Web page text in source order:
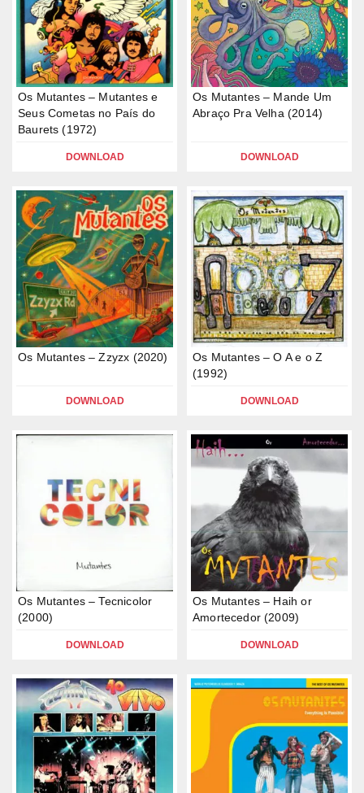
Os Mutantes – Mutantes e
Seus Cometas no País do
Baurets (1972)
DOWNLOAD
Os Mutantes – Mande Um
Abraço Pra Velha (2014)
DOWNLOAD
Os Mutantes – Zzyzx (2020)
DOWNLOAD
Os Mutantes – O A e o Z
(1992)
DOWNLOAD
Os Mutantes – Tecnicolor
(2000)
DOWNLOAD
Os Mutantes – Haih or
Amortecedor (2009)
DOWNLOAD